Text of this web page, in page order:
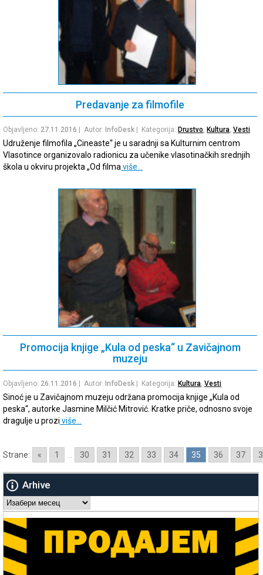
Predavanje za filmofile
Objavljeno: 27.11.2016 | Autor: InfoDesk | Kategorija: Drustvo Kultura Vesti
Udruženje filmofila „Cineaste“ je u saradnji sa Kulturnim centrom
Vlasotince organizovalo radionicu za učenike vlasotinačkih srednjih
škola u okviru projekta „Od filma više…
Promocija knjige „Kula od peska“ u Zavičajnom
muzeju
Objavljeno: 26.11.2016 | Autor: InfoDesk | Kategorija: Kultura Vesti
Sinoć je u Zavičajnom muzeju održana promocija knjige „Kula od
peska“, autorke Jasmine Milčić Mitrović. Kratke priče, odnosno svoje
dragulje u prozi više…
Strane: « 1 30 31 32 33 34 35 36 37
Arhive
Arhive